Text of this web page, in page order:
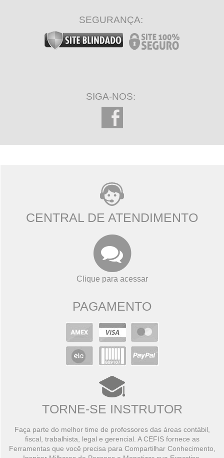
SEGURANÇA:
SIGA-NOS:
CENTRAL DE ATENDIMENTO
Clique para acessar
PAGAMENTO
TORNE-SE INSTRUTOR
Faça parte do melhor time de professores das áreas contábil,
fiscal, trabalhista, legal e gerencial. A CEFIS fornece as
Ferramentas que você precisa para Compartilhar Conhecimento,